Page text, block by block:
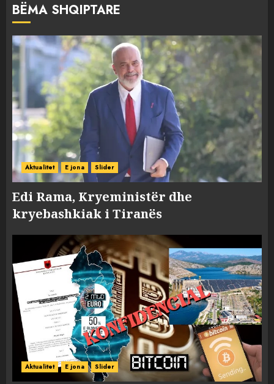
BËMA SHQIPTARE
Aktualitet E jona Slider
Edi Rama, Kryeministër dhe
kryebashkiak i Tiranës
Aktualitet E jona Slider